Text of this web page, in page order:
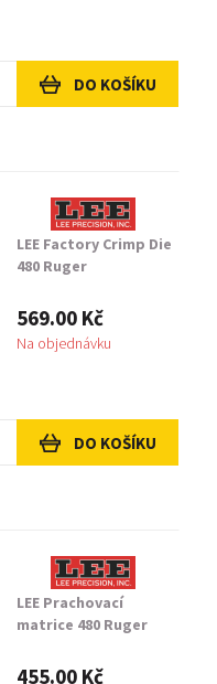
DO KOŠÍKU
LEE Factory Crimp Die
480 Ruger
569.00 Kč
Na objednávku
DO KOŠÍKU
LEE Prachovací
matrice 480 Ruger
455.00 Kč